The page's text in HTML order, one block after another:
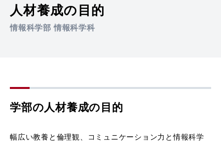
人材養成の目的
情報科学部 情報科学科
学部の人材養成の目的
幅広い教養と倫理観、コミュニケーション力と情報科学